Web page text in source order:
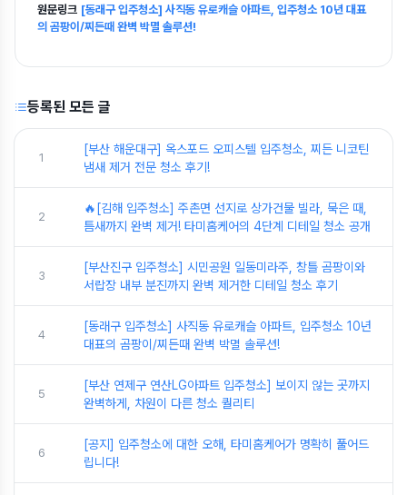
원문링크 [동래구 입주청소] 사직동 유로캐슬 아파트, 입주청소 10년 대표
의 곰팡이/찌든때 완벽 박멸 솔루션!
등록된 모든 글
1
[부산 해운대구] 옥스포드 오피스텔 입주청소, 찌든 니코틴
냄새 제거 전문 청소 후기!
2
🔥[김해 입주청소] 주촌면 선지로 상가건물 빌라, 묵은 때,
틈새까지 완벽 제거! 타미홈케어의 4단계 디테일 청소 공개
3
[부산진구 입주청소] 시민공원 일동미라주, 창틀 곰팡이와
서랍장 내부 분진까지 완벽 제거한 디테일 청소 후기
4
[동래구 입주청소] 사직동 유로캐슬 아파트, 입주청소 10년
대표의 곰팡이/찌든때 완벽 박멸 솔루션!
5
[부산 연제구 연산LG아파트 입주청소] 보이지 않는 곳까지
완벽하게, 차원이 다른 청소 퀄리티
6
[공지] 입주청소에 대한 오해, 타미홈케어가 명확히 풀어드
립니다!